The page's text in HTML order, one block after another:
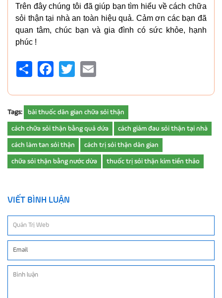
Trên đây chúng tôi đã giúp bạn tìm hiểu về cách chữa
sỏi thận tại nhà an toàn hiệu quả. Cảm ơn các bạn đã
quan tâm, chúc bạn và gia đình có sức khỏe, hạnh
phúc !
Share FacebookTwitter
Tags: bài thuốc dân gian chữa sỏi thận
cách chữa sỏi thận bằng quả dứa cách giảm đau sỏi thận tại nhà
cách làm tan sỏi thận cách trị sỏi thận dân gian
chữa sỏi thận bằng nước dừa thuốc trị sỏi thận kim tiền thảo
VIẾT BÌNH LUẬN